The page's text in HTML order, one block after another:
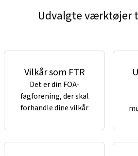
Udvalgte værktøjer
Vilkår som FTR
Det er din FOA-
fagforening, der skal
forhandle dine vilkår